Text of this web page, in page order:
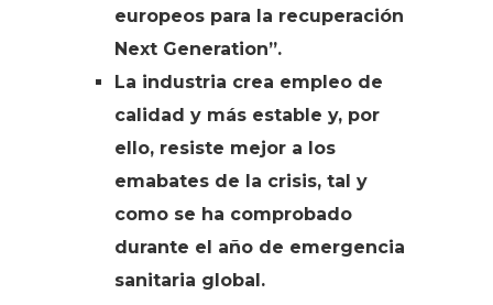
europeos para la recuperación
Next Generation”.
La industria crea empleo de
calidad y más estable y, por
ello, resiste mejor a los
emabates de la crisis, tal y
como se ha comprobado
durante el año de emergencia
sanitaria global.